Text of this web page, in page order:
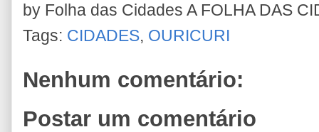
by Folha das Cidades A FOLHA DAS
Tags: CIDADES, OURICURI
Nenhum comentário:
Postar um comentário